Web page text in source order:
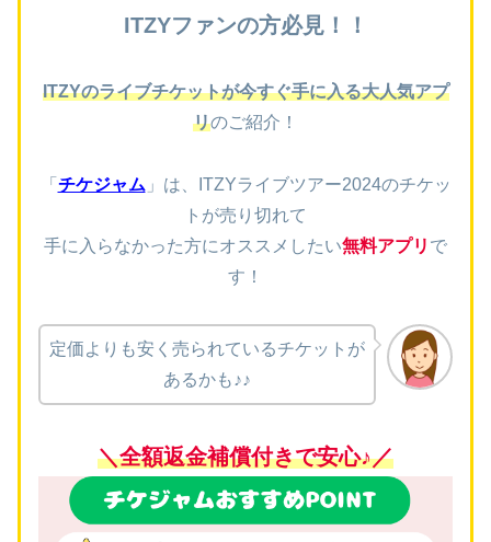
ITZYファンの方必見！！
ITZYのライブチケットが今すぐ手に入る大人気アプ
リのご紹介！
「 チケジャム 」は、ITZYライブツアー2024のチケッ
トが売り切れて
手に入らなかった方にオススメしたい無料アプリ で
す！
定価よりも安く売られているチケットが
あるかも♪♪
＼全額返金補償付きで安心♪／